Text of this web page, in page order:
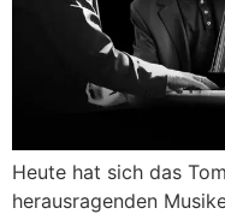
Heute hat sich das
herausragenden